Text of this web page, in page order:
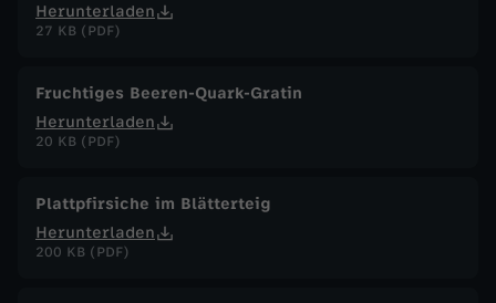
Herunterladen
27 KB (PDF)
Fruchtiges Beeren-Quark-Gratin
Herunterladen
20 KB (PDF)
Plattpfirsiche im Blätterteig
Herunterladen
200 KB (PDF)